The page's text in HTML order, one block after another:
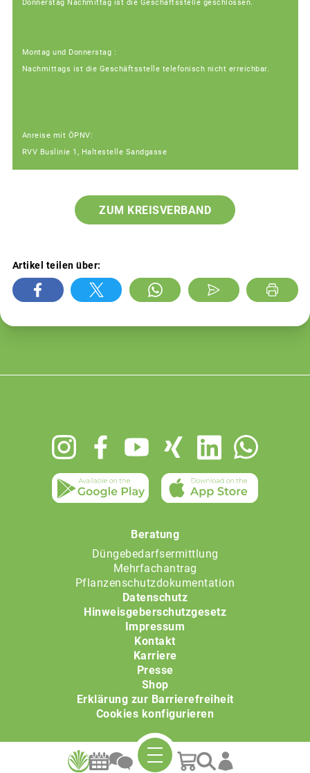
Donnerstag Nachmittag ist die Geschäftsstelle geschlossen.
Montag und Donnerstag :
Nachmittags ist die Geschäftsstelle telefonisch nicht erreichbar.
Anreise mit ÖPNV:
RVV Buslinie 1, Haltestelle Sandgasse
ZUM KREISVERBAND
Artikel teilen über:
Beratung
Düngebedarfsermittlung
Mehrfachantrag
Pflanzenschutzdokumentation
Datenschutz
Hinweisgeberschutzgesetz
Impressum
Kontakt
Karriere
Presse
Shop
Erklärung zur Barrierefreiheit
Cookies konfigurieren